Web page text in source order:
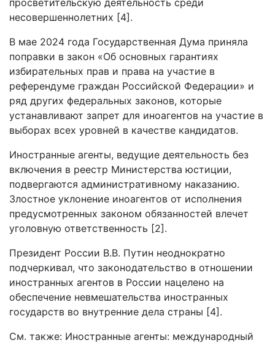
просветительскую деятельность среди
несовершеннолетних [4].
В мае 2024 года Государственная Дума приняла
поправки в закон «Об основных гарантиях
избирательных прав и права на участие в
референдуме граждан Российской Федерации» и
ряд других федеральных законов, которые
устанавливают запрет для иноагентов на участие в
выборах всех уровней в качестве кандидатов.
Иностранные агенты, ведущие деятельность без
включения в реестр Министерства юстиции,
подвергаются административному наказанию.
Злостное уклонение иноагентов от исполнения
предусмотренных законом обязанностей влечет
уголовную ответственность [2].
Президент России В.В. Путин неоднократно
подчеркивал, что законодательство в отношении
иностранных агентов в России нацелено на
обеспечение невмешательства иностранных
государств во внутренние дела страны [4].
См. также: Иностранные агенты: международный